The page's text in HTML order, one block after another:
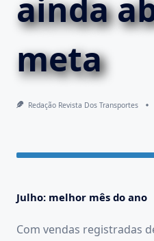
ainda
meta
Redação Revista Dos Transportes
Julho: melhor mês do ano
Com vendas registradas